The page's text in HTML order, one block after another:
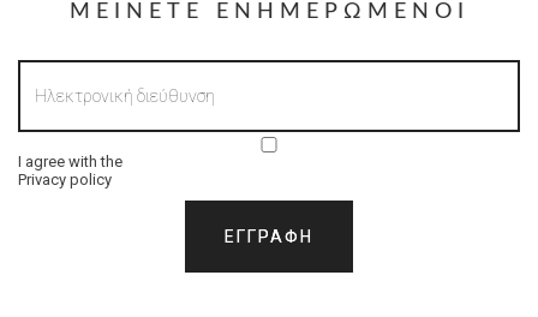
ΜΕΊΝΕΤΕ ΕΝΗΜΕΡΩΜΈΝΟΙ
I agree with the
Privacy policy